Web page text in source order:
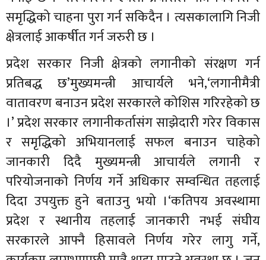
समृद्धिको चाहना पुरा गर्न सकिदैन । त्यसकालागि निजी
क्षेत्रलाई आकर्षीत गर्न जरुरी छ ।
प्रदेश सरकार निजी क्षेत्रको लगानीको संरक्षण गर्न
प्रतिबद्ध छ’मुख्यमन्त्री आचार्यले भने,‘लगानीमैत्री
वातावरण बनाउन प्रदेश सरकारले कोशिस गरिरहेको छ
।’ प्रदेश सरकार लगानीकर्तासंग साझेदारी गरेर विकास
र समृद्धिको अभियानलाई सफल बनाउन चाहेको
जानकारी दिदै मुख्यमन्त्री आचार्यले लगानी र
परियोजनाको निर्णय गर्ने अधिकार सम्वन्धित तहलाई
दिदा उपयुक्त हुने बताउनु भयो ।‘कतिपय अवस्थामा
प्रदेश र स्थानीय तहलाई जानकारी नभई संघीय
सरकारले आफ्नै हिसावले निर्णय गरेर लागु गर्ने,